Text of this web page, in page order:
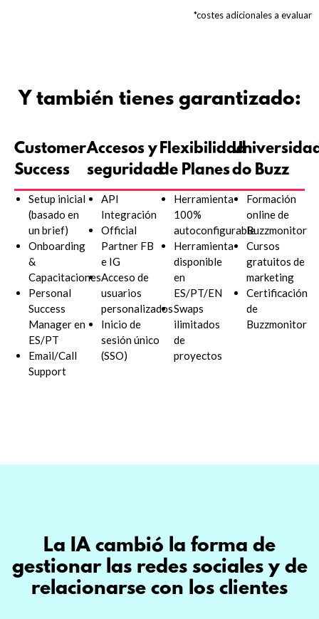
*costes adicionales a evaluar
Y también tienes garantizado:
Customer
Success
Setup inicial
(basado en
un brief)
Onboarding
&
Capacitaciones
Personal
Success
Manager en
ES/PT
Email/Call
Support
Accesos y
seguridad
API
Integración
Official
Partner FB
e IG
Acceso de
usuarios
personalizados
Inicio de
sesión único
(SSO)
Flexibilidad
de Planes
Herramienta
100%
autoconfigurable
Herramienta
disponible
en
ES/PT/EN
Swaps
ilimitados
de
proyectos
do Buzz
Formación
online de
Buzzmonitor
Cursos
gratuitos de
marketing
Certificación
de
Buzzmonitor
La IA cambió la forma de
gestionar las redes sociales y de
relacionarse con los clientes